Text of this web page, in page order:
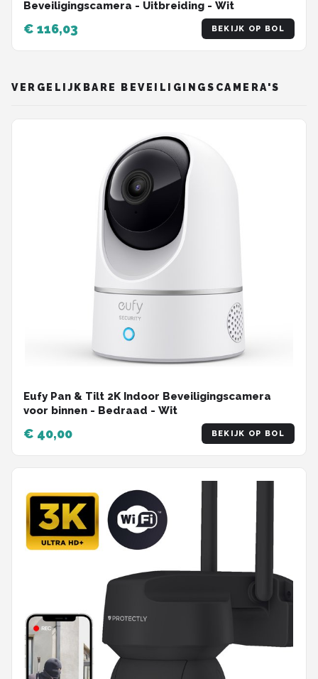
Beveiligingscamera - Uitbreiding - Wit
€ 116,03 BEKIJK OP BOL
VERGELIJKBARE BEVEILIGINGSCAMERA'S
Eufy Pan & Tilt 2K Indoor Beveiligingscamera
voor binnen - Bedraad - Wit
€ 40,00 BEKIJK OP BOL